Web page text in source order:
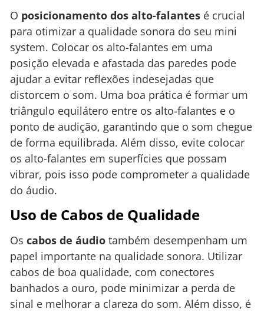
O posicionamento dos alto-falantes é crucial
para otimizar a qualidade sonora do seu mini
system. Colocar os alto-falantes em uma
posição elevada e afastada das paredes pode
ajudar a evitar reflexões indesejadas que
distorcem o som. Uma boa prática é formar um
triângulo equilátero entre os alto-falantes e o
ponto de audição, garantindo que o som chegue
de forma equilibrada. Além disso, evite colocar
os alto-falantes em superfícies que possam
vibrar, pois isso pode comprometer a qualidade
do áudio.
Uso de Cabos de Qualidade
Os cabos de áudio também desempenham um
papel importante na qualidade sonora. Utilizar
cabos de boa qualidade, com conectores
banhados a ouro, pode minimizar a perda de
sinal e melhorar a clareza do som. Além disso, é